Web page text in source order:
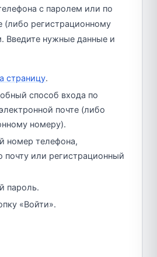
с паролем или по
(либо регистрационному
Введите нужные данные и
страницу.
способ входа по
почте (либо
номеру).
номер телефона,
почту или регистрационный
пароль.
«Войти».